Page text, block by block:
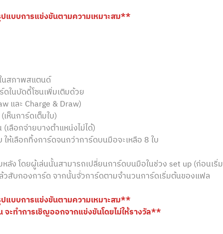
บบการแข่งขันตามความเหมาะสม**
นสภาพสแตนด์
ในบัดดี้โซนเพิ่มเติมด้วย
และ Charge & Draw)
ห็นการ์ดเต็มใบ)
เลือกจ่ายบางตำแหน่งไม่ได้)
ห้เลือกทิ้งการ์ดจนกว่าการ์ดบนมือจะเหลือ 8 ใบ
ลัง โดยผู้เล่นนั้นสามารถเปลี่ยนการ์ดบนมือในช่วง set up (ก่อนเริ่ม
สับกองการ์ด จากนั้นจั่วการ์ดตามจำนวนการ์ดเริ่มต้นของแฟล
บบการแข่งขันตามความเหมาะสม**
ะทำการเชิญออกจากแข่งขันโดยไม่ให้รางวัล**